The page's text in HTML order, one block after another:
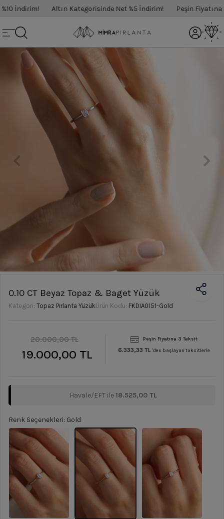
İndirim! Altın Kategorisinde Net %5 İndirim! Peşin Fiyatına 3
0.10 CT Beyaz Topaz & Baget Yüzük
Kategori: Topaz Pırlanta YüzükÜrün Kodu: FKDIA0151-Gold
20.000,00 TL
19.000,00 TL
Peşin Fiyatına 3 Taksit
6.333,33 TL'den başlayan taksitlerle
Havale/EFT ile18.525,00 TL
Renk Seçenekleri: Gold